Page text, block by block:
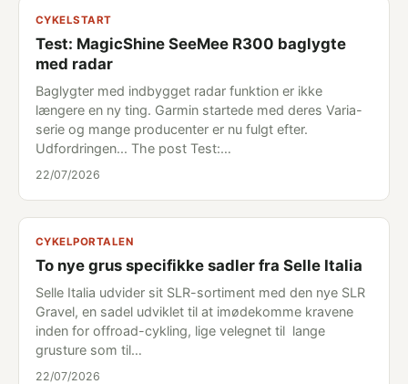
CYKELSTART
Test: MagicShine SeeMee R300 baglygte
med radar
Baglygter med indbygget radar funktion er ikke
længere en ny ting. Garmin startede med deres Varia-
serie og mange producenter er nu fulgt efter.
Udfordringen... The post Test:…
22/07/2026
CYKELPORTALEN
To nye grus specifikke sadler fra Selle Italia
Selle Italia udvider sit SLR-sortiment med den nye SLR
Gravel, en sadel udviklet til at imødekomme kravene
inden for offroad-cykling, lige velegnet til lange
grusture som til…
22/07/2026